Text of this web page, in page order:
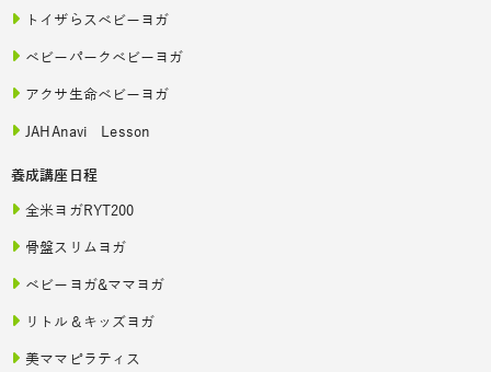
トイザらスベビーヨガ
ベビーパークベビーヨガ
アクサ生命ベビーヨガ
JAHAnavi Lesson
養成講座日程
全米ヨガRYT200
骨盤スリムヨガ
ベビーヨガ&ママヨガ
リトル＆キッズヨガ
美ママピラティス